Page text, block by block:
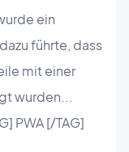
ein
führte, dass
mit einer
wurden...
PWA [/TAG]